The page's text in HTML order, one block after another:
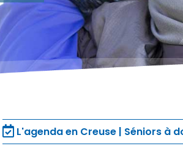
L'agenda en Creuse | Séniors à